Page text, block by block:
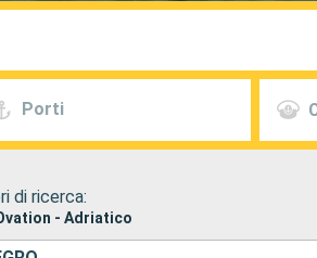
Porti
di ricerca:
- Adriatico